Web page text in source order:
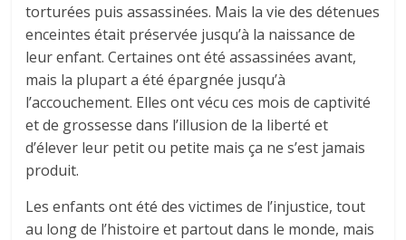
torturées puis assassinées. Mais la vie des détenues
enceintes était préservée jusqu’à la naissance de
leur enfant. Certaines ont été assassinées avant,
mais la plupart a été épargnée jusqu’à
l’accouchement. Elles ont vécu ces mois de captivité
et de grossesse dans l’illusion de la liberté et
d’élever leur petit ou petite mais ça ne s’est jamais
produit.
Les enfants ont été des victimes de l’injustice, tout
au long de l’histoire et partout dans le monde, mais